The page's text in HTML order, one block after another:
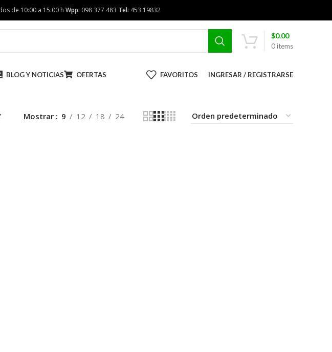
de 10:00 a 15:00 h Wpp: 098 377 483 Tel: 453 19832
0items
$0.00
BLOG Y NOTICIAS OFERTAS FAVORITOS INGRESAR / REGISTRARSE
Mostrar 9 12 18 24